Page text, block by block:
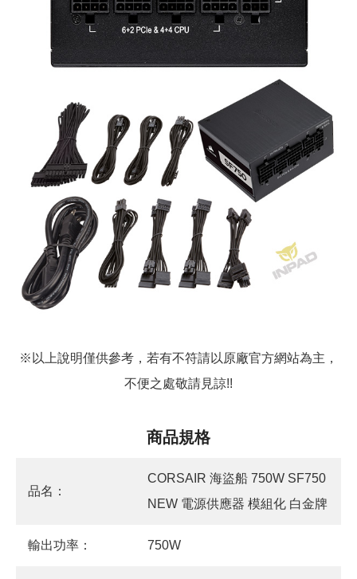
※以上說明僅供參考，若有不符請以原廠官方網站為主，
不便之處敬請見諒!!
商品規格
品名：
CORSAIR 海盜船 750W SF750
NEW 電源供應器 模組化 白金牌
輸出功率： 750W